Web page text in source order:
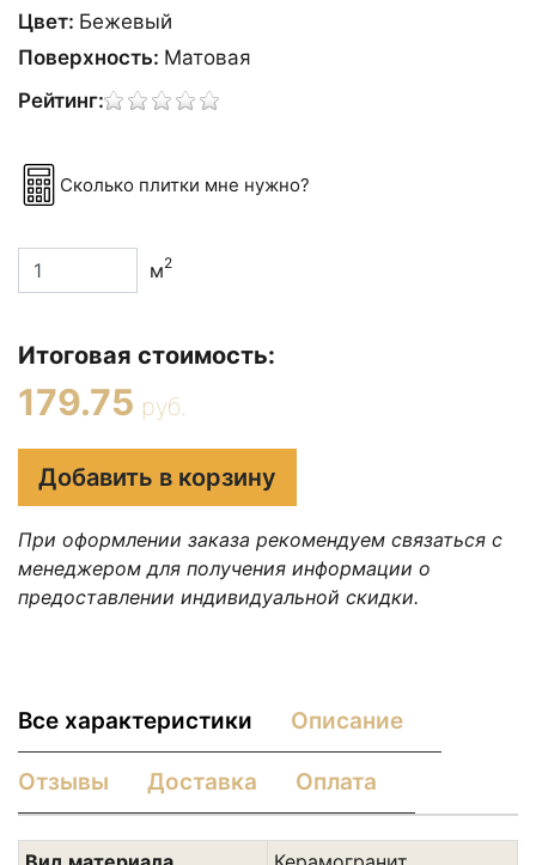
Цвет: Бежевый
Поверхность: Матовая
Рейтинг:
Сколько плитки мне нужно?
м2
Итоговая стоимость:
179.75 руб.
Добавить в корзину
При оформлении заказа рекомендуем связаться с
менеджером для получения информации о
предоставлении индивидуальной скидки.
Все характеристики Описание
Отзывы Доставка Оплата